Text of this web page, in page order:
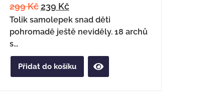
299Kč 239 Kč
Tolik samolepek snad děti
pohromadě ještě neviděly. 18 archů
s...
Přidat do košíku